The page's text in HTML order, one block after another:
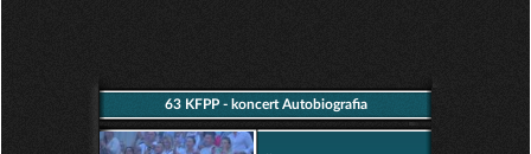
63 KFPP - koncert Autobiografia